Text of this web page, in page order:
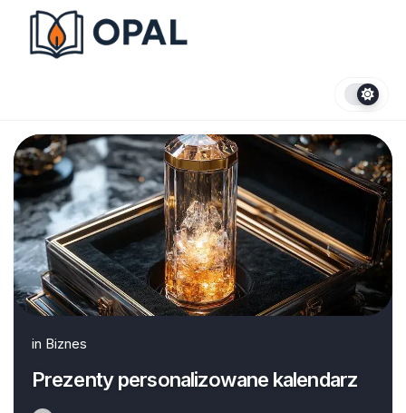
content
in Biznes
Prezenty personalizowane kalendarz